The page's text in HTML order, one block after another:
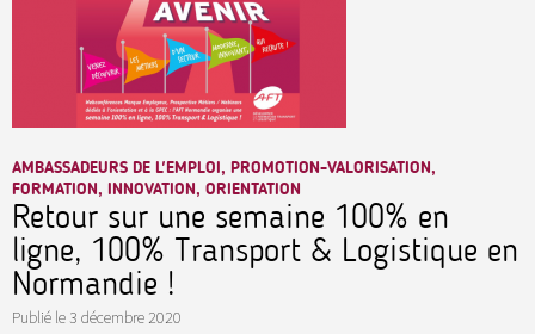
AMBASSADEURS DE L'EMPLOI, PROMOTION-VALORISATION,
FORMATION, INNOVATION, ORIENTATION
Retour sur une semaine 100% en
ligne, 100% Transport & Logistique en
Normandie !
Publié le3 décembre 2020